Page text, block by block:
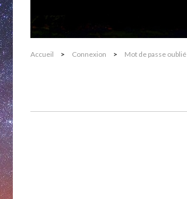
Accueil > Connexion > Mot de passe oublié